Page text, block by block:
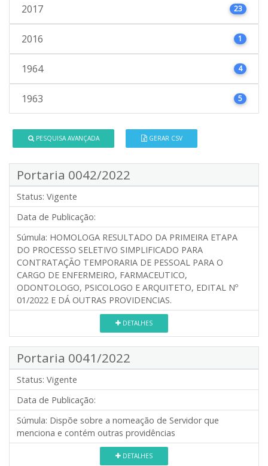
2017 23
2016 1
1964 4
1963 5
PESQUISA AVANÇADA GERAR CSV
Portaria 0042/2022
Status: Vigente
Data de Publicação:
Súmula: HOMOLOGA RESULTADO DA PRIMEIRA ETAPA
DO PROCESSO SELETIVO SIMPLIFICADO PARA
CONTRATAÇÃO TEMPORARIA DE PESSOAL PARA O
CARGO DE ENFERMEIRO, FARMACEUTICO,
ODONTOLOGO, PSICOLOGO E ARQUITETO, EDITAL Nº
01/2022 E DÁ OUTRAS PROVIDENCIAS.
DETALHES
Portaria 0041/2022
Status: Vigente
Data de Publicação:
Súmula: Dispõe sobre a nomeação de Servidor que
menciona e contém outras providências
DETALHES